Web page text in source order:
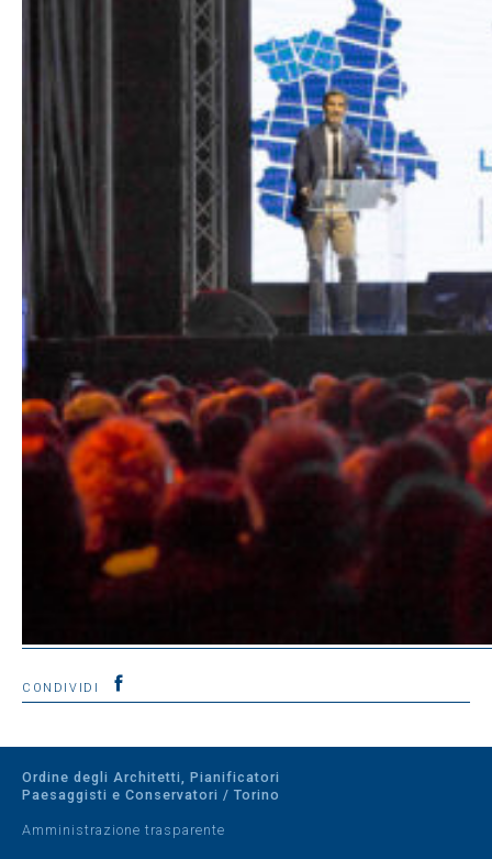
CONDIVIDI
Ordine degli Architetti, Pianificatori
Paesaggisti e Conservatori / Torino
Amministrazione trasparente